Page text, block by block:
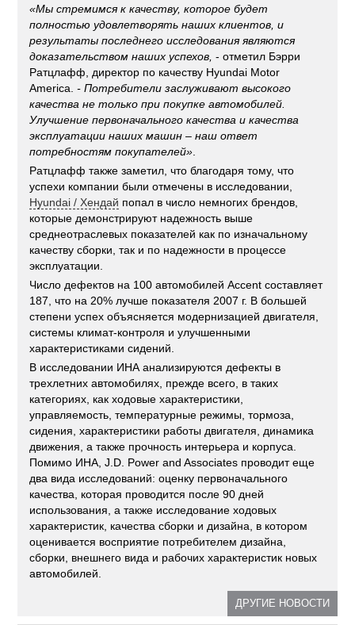
«Мы стремимся к качеству, которое будет
полностью удовлетворять наших клиентов, и
результаты последнего исследования являются
доказательством наших успехов, - отметил Бэрри
Ратцлафф, директор по качеству Hyundai Motor
America.- Потребители заслуживают высокого
качества не только при покупке автомобилей.
Улучшение первоначального качества и качества
эксплуатации наших машин – наш ответ
потребностям покупателей».
Ратцлафф также заметил, что благодаря тому, что
успехи компании были отмечены в исследовании,
Hyundai / Хендай попал в число немногих брендов,
которые демонстрируют надежность выше
среднеотраслевых показателей как по изначальному
качеству сборки, так и по надежности в процессе
эксплуатации.
Число дефектов на 100 автомобилей Accent составляет
187, что на 20% лучше показателя 2007 г. В большей
степени успех объясняется модернизацией двигателя,
системы климат-контроля и улучшенными
характеристиками сидений.
В исследовании ИНА анализируются дефекты в
трехлетних автомобилях, прежде всего, в таких
категориях, как ходовые характеристики,
управляемость, температурные режимы, тормоза,
сидения, характеристики работы двигателя, динамика
движения, а также прочность интерьера и корпуса.
Помимо ИНА, J.D. Power and Associates проводит еще
два вида исследований: оценку первоначального
качества, которая проводится после 90 дней
использования, а также исследование ходовых
характеристик, качества сборки и дизайна, в котором
оценивается восприятие потребителем дизайна,
сборки, внешнего вида и рабочих характеристик новых
автомобилей.
ДРУГИЕ НОВОСТИ